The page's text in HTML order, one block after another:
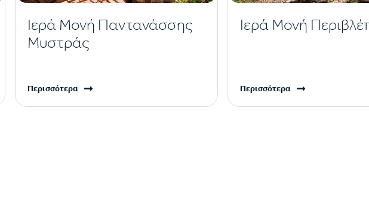
Ιερά Μονή Παντανάσσης
Μυστράς
Περισσότερα
Ιερά Μονή
Περισσότερα